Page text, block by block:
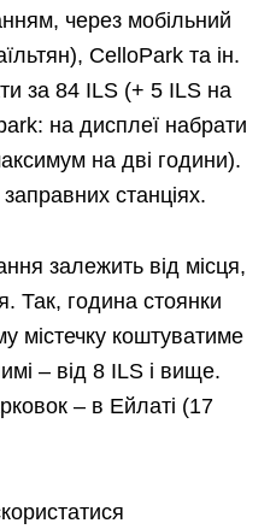
через мобільний
CelloPark та ін.
за 84 ILS (+ 5 ILS на
на дисплеї набрати
на дві години).
станціях.
залежить від місця,
Так, година стоянки
містечку коштуватиме
– від 8 ILS і вище.
– в Ейлаті (17